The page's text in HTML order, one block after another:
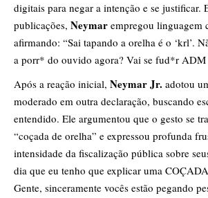
digitais para negar a intenção e se justificar.
publicações, Neymar empregou linguagem
afirmando: “Sai tapando a orelha é o ‘krl’.
a porr* do ouvido agora? Vai se fud*r ADM
Após a reação inicial, Neymar Jr. adotou
moderado em outra declaração, buscando
entendido. Ele argumentou que o gesto se
“coçada de orelha” e expressou profunda
intensidade da fiscalização pública sobre
dia que eu tenho que explicar uma
Gente, sinceramente vocês estão pegando